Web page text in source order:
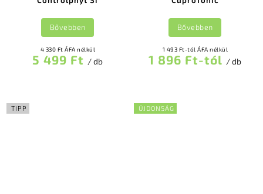
4 330 Ft ÁFA nélkül
5 499 Ft / db
Bővebben
1 493 Ft-tól ÁFA nélkül
1 896 Ft-tól / db
Bővebben
TIPP ÚJDONSÁG